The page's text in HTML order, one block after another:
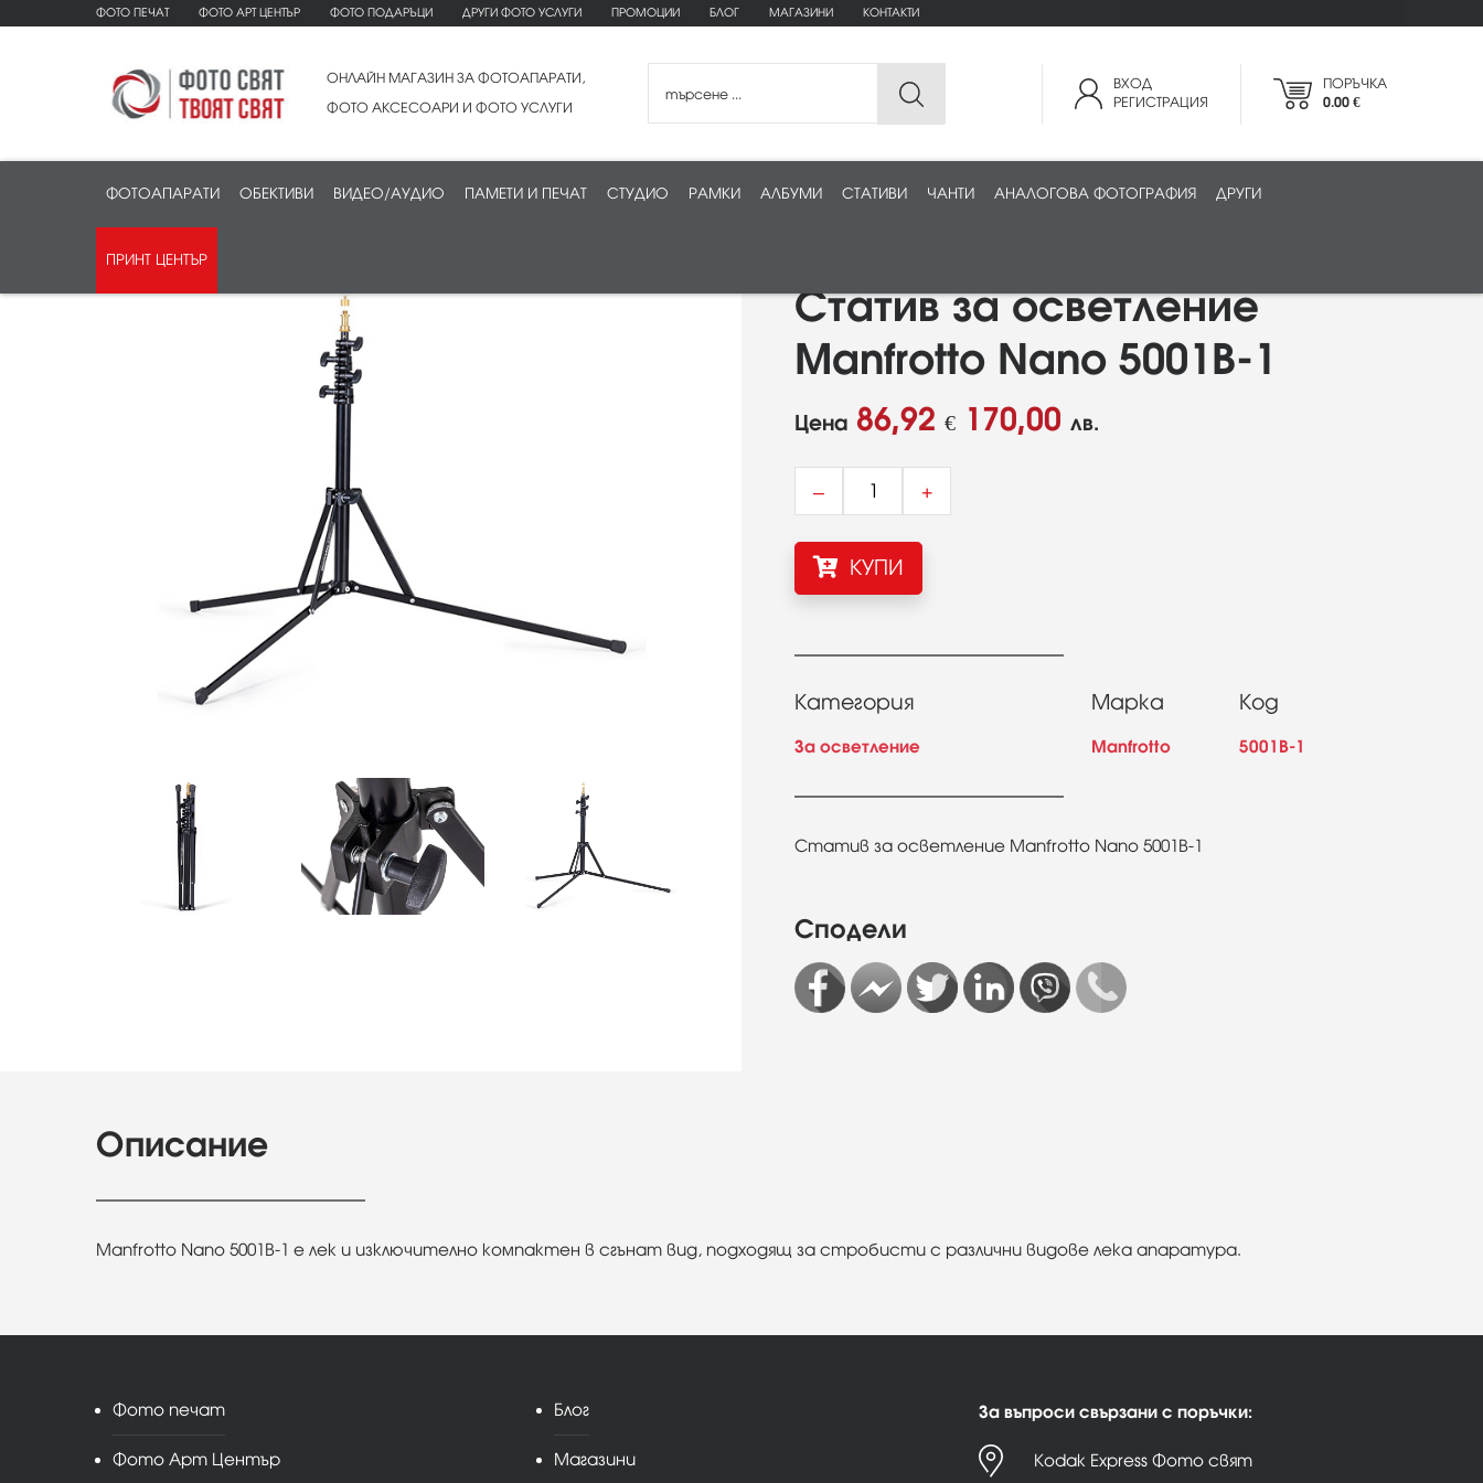
ФОТО ПЕЧАТ ФОТО АРТ ЦЕНТЪР ФОТО ПОДАРЪЦИ ДРУГИ ФОТО УСЛУГИ ПРОМОЦИИ БЛОГ МАГАЗИНИ КОНТАКТИ
ОНЛАЙН МАГАЗИН ЗА ФОТОАПАРАТИ,
ФОТО АКСЕСОАРИ И ФОТО УСЛУГИ
ВХОД
РЕГИСТРАЦИЯ
ПОРЪЧКА
0.00 €
ФОТОАПАРАТИ ОБЕКТИВИ ВИДЕО/АУДИО ПАМЕТИ И ПЕЧАТ СТУДИО РАМКИ АЛБУМИ СТАТИВИ ЧАНТИ АНАЛОГОВА ФОТОГРАФИЯ ДРУГИ
ПРИНТ ЦЕНТЪР
Статив за осветление
Manfrotto Nano 5001B-1
Цена 86,92 € 170,00 лв.
– +
КУПИ
Категория
За осветление
Марка
Manfrotto
Код
5001B-1
Статив за осветление Manfrotto Nano 5001B-1
Сподели
Описание
Manfrotto Nano 5001B-1 е лек и изключително компактен в сгънат вид, подходящ за стробисти с различни видове лека апаратура.
Фото печат
Фото Арт Център
Блог
Магазини
За въпроси свързани с поръчки:
Kodak Express Фото свят